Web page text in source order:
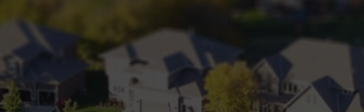
DIENSTEN
OVER ONS
CONTACT